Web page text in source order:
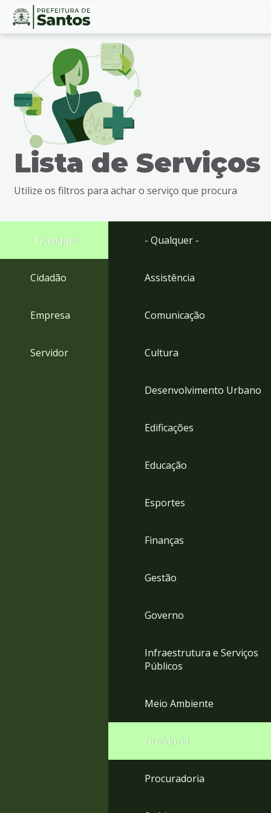
Ir
busca
Ir
rodapé
Conteúdo
Lista de Serviços
Utilize os filtros para achar o serviço que procura
- Qualquer -
Cidadão
Empresa
Servidor
- Qualquer -
Assistência
Comunicação
Cultura
Desenvolvimento Urbano
Edificações
Educação
Esportes
Finanças
Gestão
Governo
Infraestrutura e Serviços
Públicos
Meio Ambiente
Ouvidoria
Procuradoria